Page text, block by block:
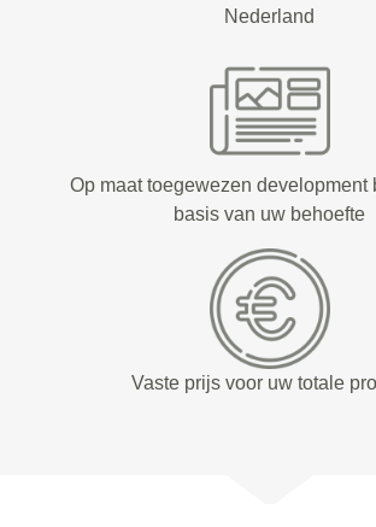
Nederland
Op maat toegewezen development
basis van uw behoefte
Vaste prijs voor uw totale